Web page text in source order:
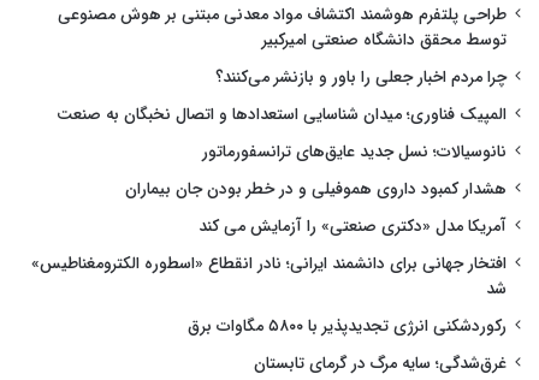
طراحی پلتفرم هوشمند اکتشاف مواد معدنی مبتنی بر هوش مصنوعی
توسط محقق دانشگاه صنعتی امیرکبیر
چرا مردم اخبار جعلی را باور و بازنشر می‌کنند؟
المپیک فناوری؛ میدان شناسایی استعدادها و اتصال نخبگان به صنعت
نانوسیالات؛ نسل جدید عایق‌های ترانسفورماتور
هشدار کمبود داروی هموفیلی و در خطر بودن جان بیماران
آمریکا مدل «دکتری صنعتی» را آزمایش می کند
افتخار جهانی برای دانشمند ایرانی؛ نادر انقطاع «اسطوره الکترومغناطیس»
شد
رکوردشکنی انرژی تجدیدپذیر با ۵۸۰۰ مگاوات برق
غرق‌شدگی؛ سایه مرگ در گرمای تابستان